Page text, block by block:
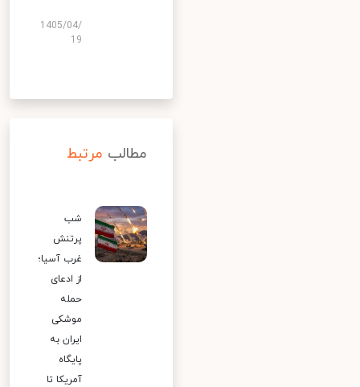
1405/04/
19
مطالب مرتبط
شب
پرتنش
غرب آسیا؛
از ادعای
حمله
موشکی
ایران به
پایگاه
آمریکا تا